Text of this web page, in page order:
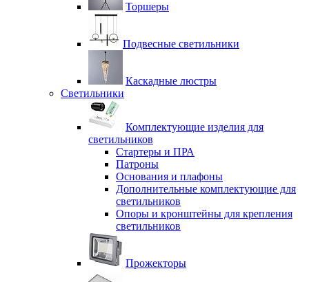
Торшеры
Подвесные светильники
Каскадные люстры
Светильники
Комплектующие изделия для
светильников
Стартеры и ПРА
Патроны
Основания и плафоны
Дополнительные комплектующие для
светильников
Опоры и кронштейны для крепления
светильников
Прожекторы